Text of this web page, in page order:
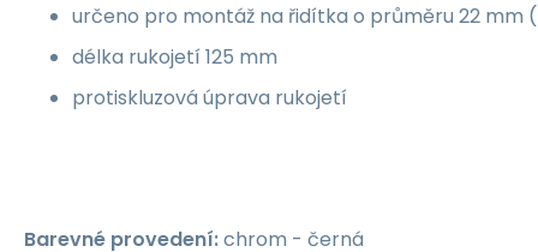
určeno pro montáž na řidítka o průměru 22 mm
délka rukojetí 125 mm
protiskluzová úprava rukojetí
Barevné provedení:chrom - černá